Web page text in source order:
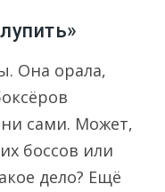
Она орала,
сами. Может,
боссов или
дело? Ещё